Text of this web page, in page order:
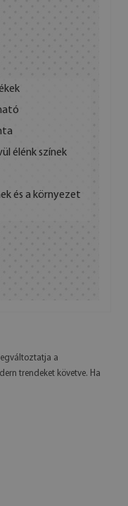
élénk színek
és a környezet
a
trendeket követve. Ha